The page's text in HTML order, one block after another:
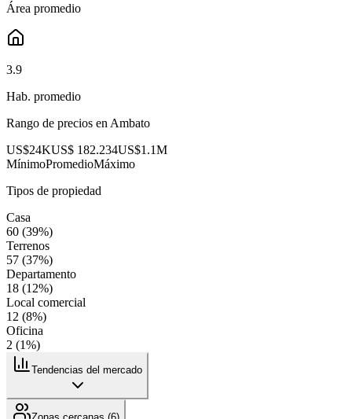
Área promedio
3.9
Hab. promedio
Rango de precios en Ambato
US$24KUS$ 182.234US$1.1M
MínimoPromedioMáximo
Tipos de propiedad
Casa
60 (39%)
Terrenos
57 (37%)
Departamento
18 (12%)
Local comercial
12 (8%)
Oficina
2 (1%)
Tendencias del mercado